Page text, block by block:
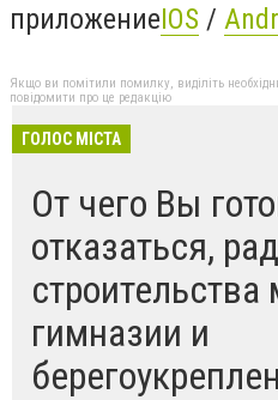
приложениеIOS /
Якщо ви помітили помилку, виділіть
повідомити про це редакцію
ГОЛОС МІСТА
От чего Вы
отказаться,
строительства
гимназии и